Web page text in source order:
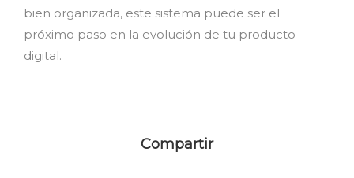
bien organizada, este sistema puede ser el
próximo paso en la evolución de tu producto
digital.
Compartir